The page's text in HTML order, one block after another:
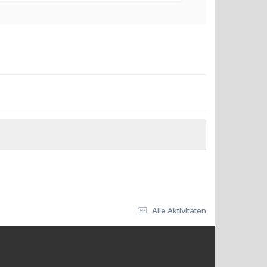
Alle Aktivitäten